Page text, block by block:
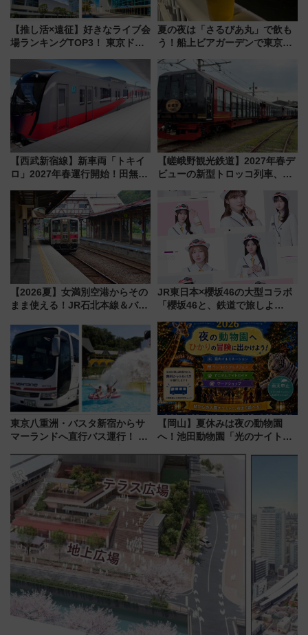
【推し活×遠征】好きなライブ会
場ランキングTOP3！ 東京ドー
由と交通アクセス術、ライブ会
場に何を求める？
夏の夜は「さるびあ丸」で飲も
う！船上ビアガーデンで東京湾
杯……工場直送生ビールや島グ
ルメが美味い
【西武新宿線】新車両「トキイ
ロ」2027年春運行開始！田無・
「第2弾」も
【嵯峨野観光鉄道】2027年春デ
ビューの新型トロッコ列車、い
は2026年で引退
【2026夏】女満別空港からその
まま使える！JR石北本線＆バス
ーパス」でおトクに道東観光
（8/3発売）
JR東日本×櫻坂46の大型コラボ
「櫻坂46と、鉄道で旅しよ
潟・長野・庄内へ
東京八重洲・バスタ新宿からサ
マーランドへ直行バス運行！ お
推し活を楽しもう！（2026年
8/1～31）
【岡山】夏休みは夜の動物園
へ！池田動物園「光のナイトズ